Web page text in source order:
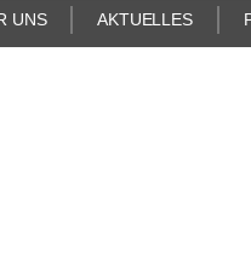
UNS AKTUELLES